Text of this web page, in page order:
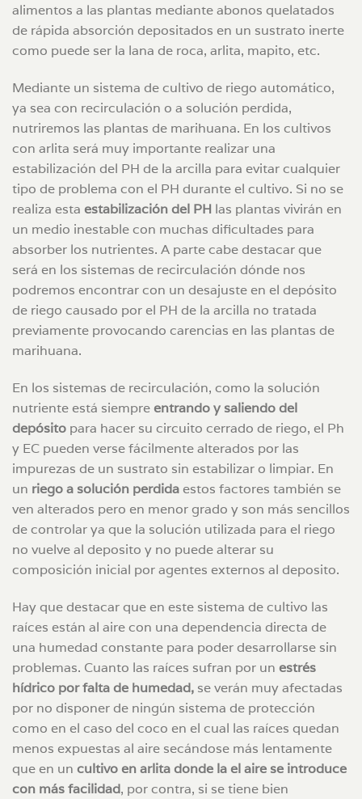
alimentos a las plantas mediante abonos quelatados
de rápida absorción depositados en un sustrato inerte
como puede ser la lana de roca, arlita, mapito, etc.
Mediante un sistema de cultivo de riego automático,
ya sea con recirculación o a solución perdida,
nutriremos las plantas de marihuana. En los cultivos
con arlita será muy importante realizar una
estabilización del PH de la arcilla para evitar cualquier
tipo de problema con el PH durante el cultivo. Si no se
realiza esta estabilización del PH las plantas vivirán en
un medio inestable con muchas dificultades para
absorber los nutrientes. A parte cabe destacar que
será en los sistemas de recirculación dónde nos
podremos encontrar con un desajuste en el depósito
de riego causado por el PH de la arcilla no tratada
previamente provocando carencias en las plantas de
marihuana.
En los sistemas de recirculación, como la solución
nutriente está siempreentrando y saliendo del
depósito para hacer su circuito cerrado de riego, el Ph
y EC pueden verse fácilmente alterados por las
impurezas de un sustrato sin estabilizar o limpiar. En
un riego a solución perdida estos factores también se
ven alterados pero en menor grado y son más sencillos
de controlar ya que la solución utilizada para el riego
no vuelve al deposito y no puede alterar su
composición inicial por agentes externos al deposito.
Hay que destacar que en este sistema de cultivo las
raíces están al aire con una dependencia directa de
una humedad constante para poder desarrollarse sin
problemas. Cuanto las raíces sufran por un estrés
hídrico por falta de humedad, se verán muy afectadas
por no disponer de ningún sistema de protección
como en el caso del coco en el cual las raíces quedan
menos expuestas al aire secándose más lentamente
que en un cultivo en arlita donde la el aire se introduce
con más facilidad, por contra, si se tiene bien